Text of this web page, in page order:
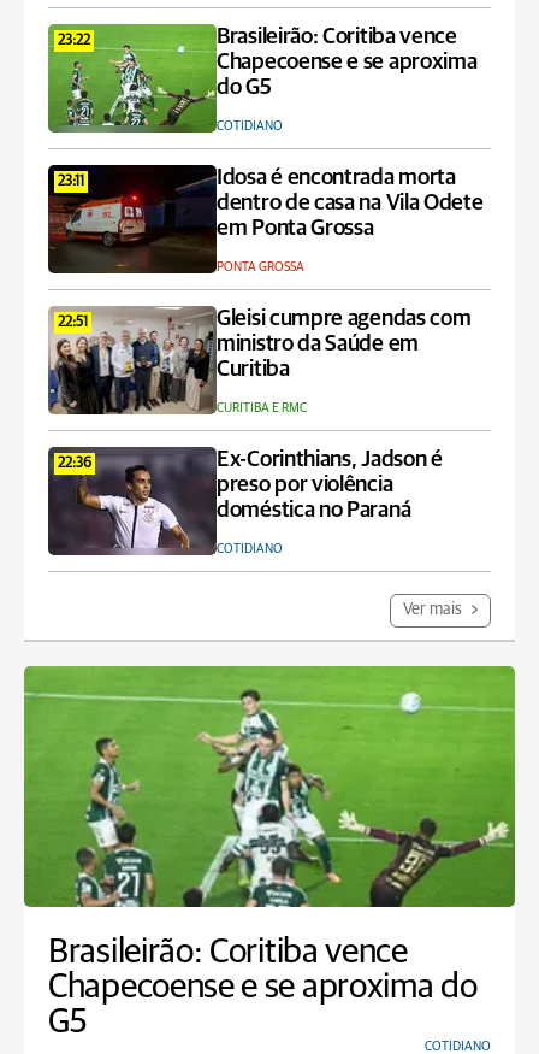
23:22
Brasileirão: Coritiba vence
Chapecoense e se aproxima
do G5
COTIDIANO
23:11
Idosa é encontrada morta
dentro de casa na Vila Odete
em Ponta Grossa
PONTA GROSSA
22:51
Gleisi cumpre agendas com
ministro da Saúde em
Curitiba
CURITIBA E RMC
22:36
Ex-Corinthians, Jadson é
preso por violência
doméstica no Paraná
COTIDIANO
Ver mais
Brasileirão: Coritiba vence
Chapecoense e se aproxima do
G5
COTIDIANO